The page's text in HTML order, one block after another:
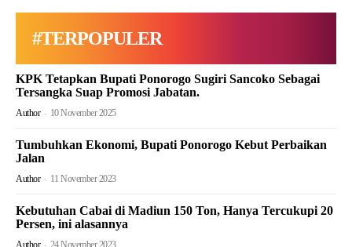
#TERPOPULER
KPK Tetapkan Bupati Ponorogo Sugiri Sancoko Sebagai
Tersangka Suap Promosi Jabatan.
Author - 10 November 2025
Tumbuhkan Ekonomi, Bupati Ponorogo Kebut Perbaikan
Jalan
Author - 11 November 2023
Kebutuhan Cabai di Madiun 150 Ton, Hanya Tercukupi 20
Persen, ini alasannya
Author - 24 November 2023